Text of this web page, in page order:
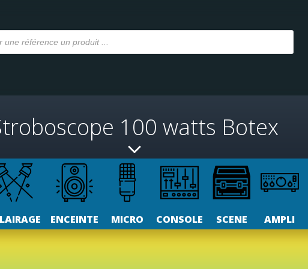
100 watts Botex
ENCEINTE MICRO CONSOLE SCENE AMPLI